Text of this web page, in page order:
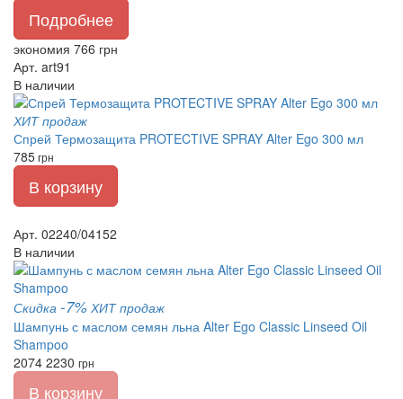
Подробнее
экономия 766 грн
Арт. art91
В наличии
ХИТ продаж
Спрей Термозащита PROTECTIVE SPRAY Alter Ego 300 мл
785грн
В корзину
Арт. 02240/04152
В наличии
Скидка -7% ХИТ продаж
Шампунь с маслом семян льна Alter Ego Classic Linseed Oil
Shampoo
2074 2230 грн
В корзину